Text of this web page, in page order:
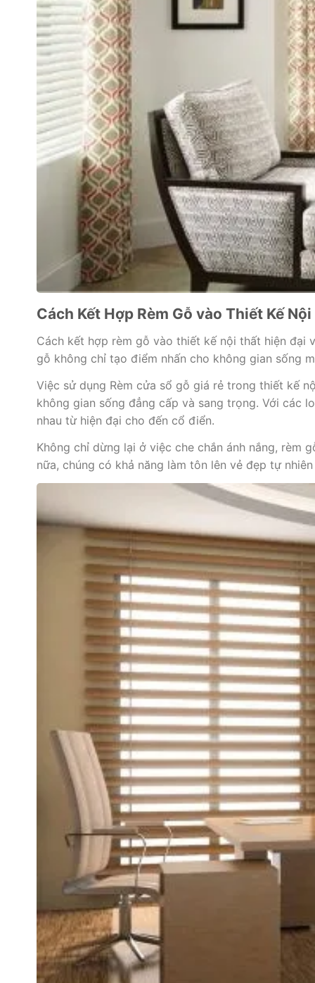
Cách Kết Hợp Rèm Gỗ vào Thiết Kế
Cách kết hợp rèm gỗ vào thiết kế nội thất hiện đại
gỗ không chỉ tạo điểm nhấn cho không gian sống
Việc sử dụng Rèm cửa sổ gỗ giá rẻ trong thiết kế
không gian sống đẳng cấp và sang trọng. Với các
nhau từ hiện đại cho đến cổ điển.
Không chỉ dừng lại ở việc che chắn ánh nắng, rèm
nữa, chúng có khả năng làm tôn lên vẻ đẹp tự